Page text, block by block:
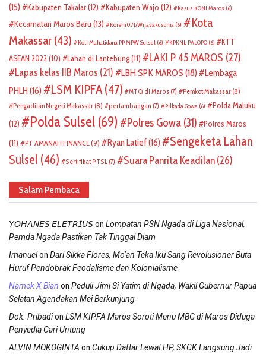
(15)
Kabupaten Takalar(12) Kabupaten Wajo (12) Kasus KONI Maros (6)
Kecamatan Maros Baru (13) Korem 071/Wijayakusuma (6)
Kota
Makassar (43) Koti Mahatidana PP MPW Sulsel (6) KPKNL PALOPO (6)
KTT
ASEAN 2022 (10) Lahan di Lantebung(11) LAKI P 45 MAROS (27)
Lapas kelas IIB Maros (21) LBH SPK MAROS (18)
Lembaga
PHLH (16) LSM KIPFA (47) MTQ di Maros (7) Pemkot Makassar (8)
Pengadilan Negeri Makassar (8) pertambangan (7) Pilkada Gowa (6)
Polda Maluku
(12)
Polda Sulsel (69) Polres Gowa (31)
Polres Maros
(11)
PT AMANAH FINANCE(9) Ryan Latief(16)
Sengeketa Lahan
Sulsel (46) Sertifikat PTSL (7) Suara Panrita Keadilan(26)
Salam Pembaca
𝘠𝘖𝘏𝘈𝘕𝘌𝘚 𝘌𝘓𝘌𝘛𝘙𝘐𝘜𝘚on Lompatan PSN Ngada di Liga Nasional,
Pemda Ngada Pastikan Tak Tinggal Diam
Imanuelon Dari Sikka Flores, Mo’an Teka Iku Sang Revolusioner Buta
Huruf Pendobrak Feodalisme dan Kolonialisme
Namek X Bian on Peduli Jimi Si Yatim di Ngada, Wakil Gubernur Papua
Selatan Agendakan Mei Berkunjung
Dok. Pribadion LSM KIPFA Maros Soroti Menu MBG di Maros Diduga
Penyedia Cari Untung
ALVIN MOKOGINTA on Cukup Daftar Lewat HP, SKCK Langsung Jadi